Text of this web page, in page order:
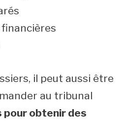
il peut aussi être
au tribunal
pour obtenir des